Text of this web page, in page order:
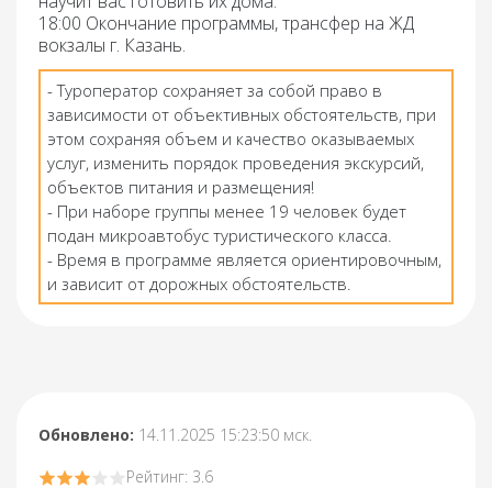
18:00 Окончание программы, трансфер на ЖД
вокзалы г. Казань.
- Туроператор сохраняет за собой право в
зависимости от объективных обстоятельств, при
этом сохраняя объем и качество оказываемых
услуг, изменить порядок проведения экскурсий,
объектов питания и размещения!
- При наборе группы менее 19 человек будет
подан микроавтобус туристического класса.
- Время в программе является ориентировочным,
и зависит от дорожных обстоятельств.
Обновлено: 14.11.2025 15:23:50 мск.
Рейтинг: 3.6